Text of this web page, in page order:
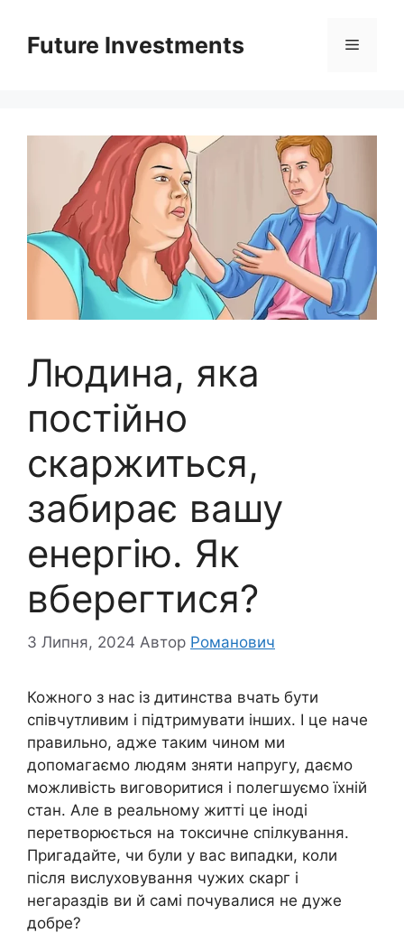
вмістуFuture Investments Меню
Людина, яка
постійно
скаржиться,
забирає вашу
енергію. Як
вберегтися?
3 Липня, 2024 Автор Романович
Кожного з нас із дитинства вчать бути
співчутливим і підтримувати інших. І це наче
правильно, адже таким чином ми
допомагаємо людям зняти напругу, даємо
можливість виговоритися і полегшуємо їхній
стан. Але в реальному житті це іноді
перетворюється на токсичне спілкування.
Пригадайте, чи були у вас випадки, коли
після вислуховування чужих скарг і
негараздів ви й самі почувалися не дуже
добре?